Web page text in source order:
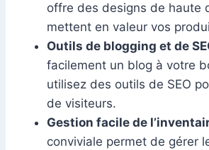
offre des designs de haute
mettent en valeur vos
Outils de blogging et de
facilement un blog à votre
utilisez des outils de SEO
de visiteurs.
Gestion facile de
conviviale permet de gérer